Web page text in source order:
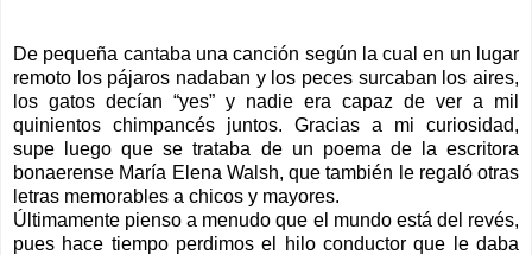
De pequeña cantaba una canción según la cual en un lugar
remoto los pájaros nadaban y los peces surcaban los aires,
los gatos decían “yes” y nadie era capaz de ver a mil
quinientos chimpancés juntos. Gracias a mi curiosidad,
supe luego que se trataba de un poema de la escritora
bonaerense María Elena Walsh, que también le regaló otras
letras memorables a chicos y mayores.
Últimamente pienso a menudo que el mundo está del revés,
pues hace tiempo perdimos el hilo conductor que le daba